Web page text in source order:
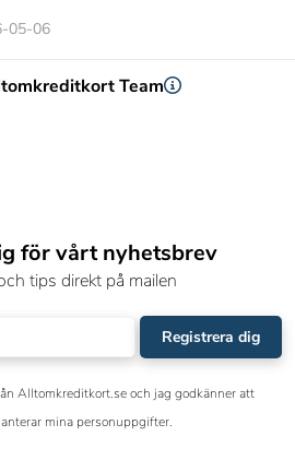
05-06
Team
för vårt nyhetsbrev
tips direkt på mailen
Registrera dig
Alltomkreditkort.se och jag godkänner att
mina personuppgifter.